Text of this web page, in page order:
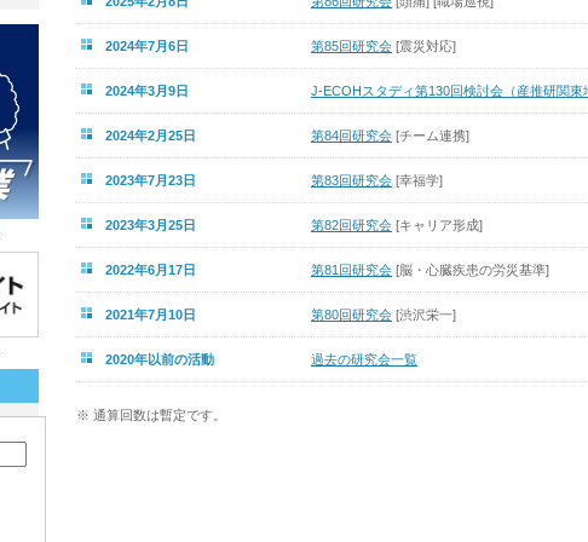
2024年7月6日 第85回研究会 [震災対応]
2024年3月9日 J-ECOHスタディ第130回検討会（産推研関東
2024年2月25日 第84回研究会 [チーム連携]
2023年7月23日 第83回研究会 [幸福学]
2023年3月25日 第82回研究会 [キャリア形成]
2022年6月17日 第81回研究会 [脳・心臓疾患の労災基準]
2021年7月10日 第80回研究会 [渋沢栄一]
2020年以前の活動 過去の研究会一覧
※ 通算回数は暫定です。